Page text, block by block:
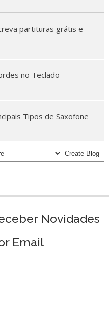
partituras grátis e
no Teclado
Tipos de Saxofone
Novidades
Email